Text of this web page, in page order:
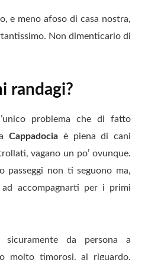
e meno afoso di casa nostra,
Non dimenticarlo di
randagi?
problema che di fatto
Cappadocia è piena di cani
vagano un po’ ovunque.
passeggi non ti seguono ma,
accompagnarti per i primi
sicuramente da persona a
molto timorosi, al riguardo,